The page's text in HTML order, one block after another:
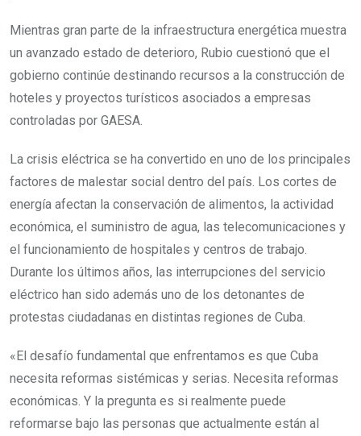
Mientras gran parte de la infraestructura energética muestra
un avanzado estado de deterioro, Rubio cuestionó que el
gobierno continúe destinando recursos a la construcción de
hoteles y proyectos turísticos asociados a empresas
controladas por GAESA.
La crisis eléctrica se ha convertido en uno de los principales
factores de malestar social dentro del país. Los cortes de
energía afectan la conservación de alimentos, la actividad
económica, el suministro de agua, las telecomunicaciones y
el funcionamiento de hospitales y centros de trabajo.
Durante los últimos años, las interrupciones del servicio
eléctrico han sido además uno de los detonantes de
protestas ciudadanas en distintas regiones de Cuba.
«El desafío fundamental que enfrentamos es que Cuba
necesita reformas sistémicas y serias. Necesita reformas
económicas. Y la pregunta es si realmente puede
reformarse bajo las personas que actualmente están al